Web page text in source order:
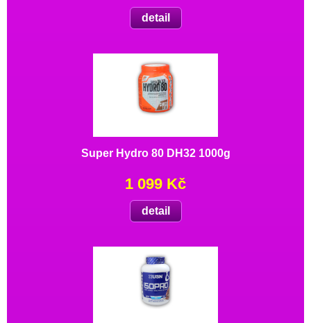
detail
Super Hydro 80 DH32 1000g
1 099 Kč
detail